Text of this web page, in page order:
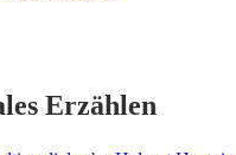
Erzählen